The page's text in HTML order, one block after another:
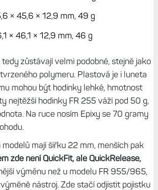
× 45,6 × 12,9 mm, 49 g
× 46,1 × 12,9 mm, 46 g
zůstávají velmi podobné, stejně jako
polymeru. Plastová je i luneta
mohou být hodinky lehké, hmotnost
nejtěžší hodinky FR 255 váží pod 50 g,
Na ruce nosím Epixy se 70 gramy
mají šířku 22 mm, menších pak
zde není QuickFit, ale QuickRelease,
výměnu než u modelu FR 955/965,
nástroj. Zde stačí odjistit pojistku